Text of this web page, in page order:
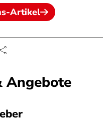
Artikel
Angebote